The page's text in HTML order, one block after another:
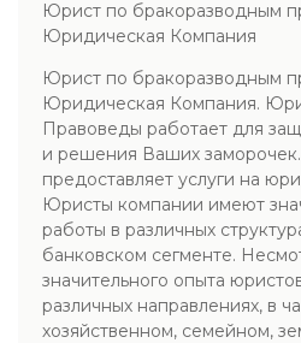
Юрист по бракоразводным
Юридическая Компания
Юрист по бракоразводным
Юридическая Компания.
Правоведы работает для
и решения Ваших
предоставляет услуги на
Юристы компании имеют
работы в различных
банковском сегменте.
значительного опыта
различных направлениях, в
хозяйственном, семейном,